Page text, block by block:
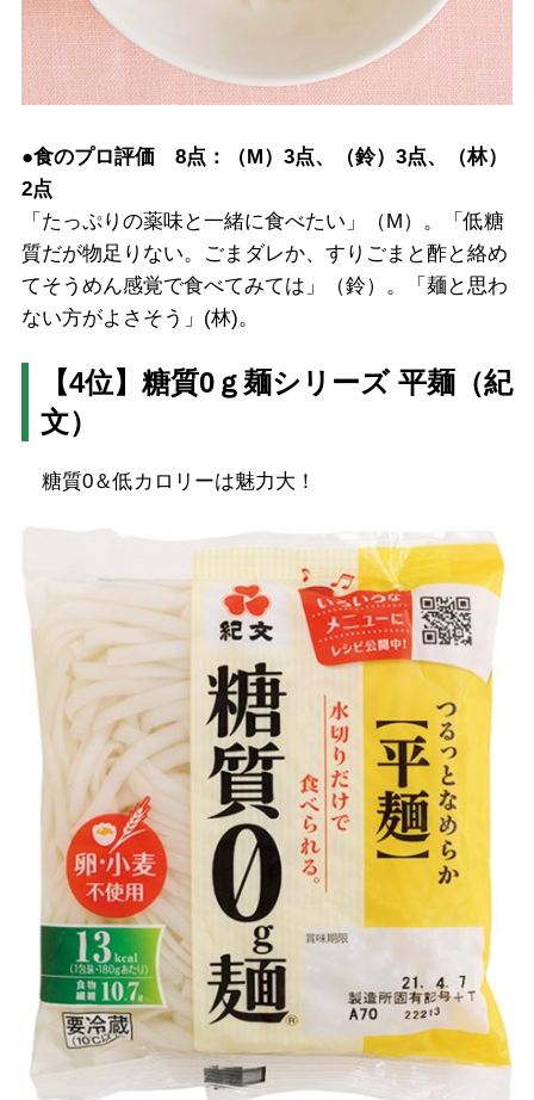
●食のプロ評価 8点：（M）3点、（鈴）3点、（林）
2点
「たっぷりの薬味と一緒に食べたい」（M）。「低糖
質だが物足りない。ごまダレか、すりごまと酢と絡め
てそうめん感覚で食べてみては」（鈴）。「麺と思わ
ない方がよさそう」(林)。
【4位】糖質0ｇ麺シリーズ 平麺（紀
文）
糖質0＆低カロリーは魅力大！